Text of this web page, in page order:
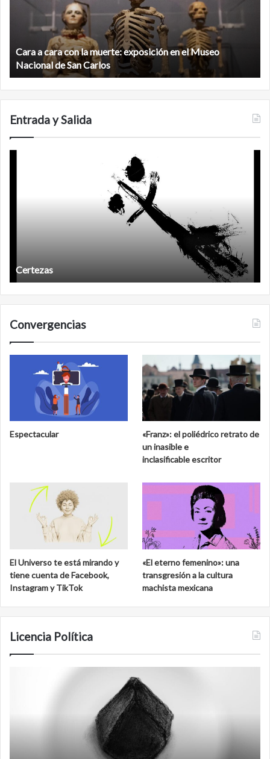
muerte:
exposición
el
Museo
Nacional
de
San
Carlos
Cara a cara con la muerte: exposición en el Museo
Nacional de San Carlos
Entrada y Salida
Certezas
Convergencias
Espectacular
«Franz»: el poliédrico retrato de
un inasible e
inclasificable escritor
El Universo te está mirando y
tiene cuenta de Facebook,
Instagram y TikTok
«El eterno femenino»: una
transgresión a la cultura
machista mexicana
Licencia Política